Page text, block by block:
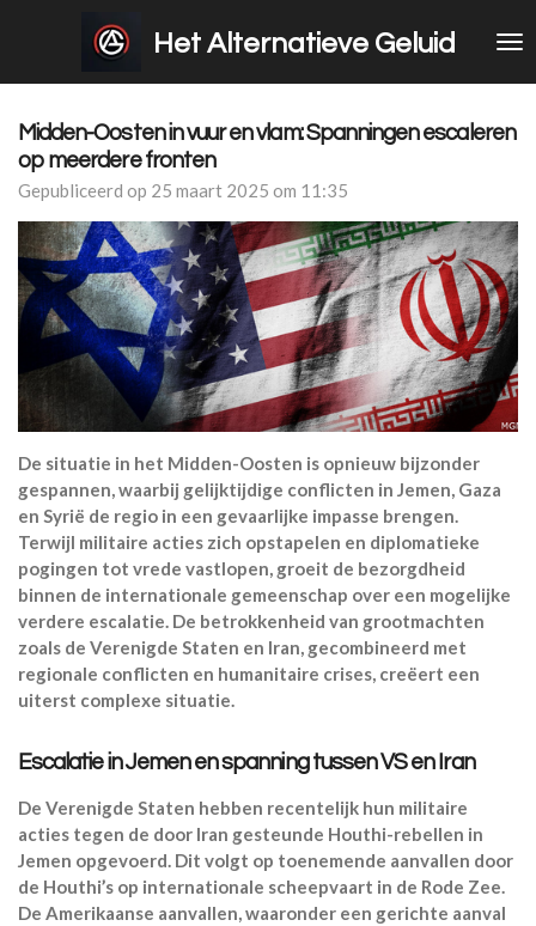
hoofdinhoud
Het Alternatieve Geluid
Midden-Oosten in vuur en vlam: Spanningen escaleren
op meerdere fronten
Gepubliceerd op 25 maart 2025 om 11:35
De situatie in het Midden-Oosten is opnieuw bijzonder
gespannen, waarbij gelijktijdige conflicten in Jemen, Gaza
en Syrië de regio in een gevaarlijke impasse brengen.
Terwijl militaire acties zich opstapelen en diplomatieke
pogingen tot vrede vastlopen, groeit de bezorgdheid
binnen de internationale gemeenschap over een mogelijke
verdere escalatie. De betrokkenheid van grootmachten
zoals de Verenigde Staten en Iran, gecombineerd met
regionale conflicten en humanitaire crises, creëert een
uiterst complexe situatie.
Escalatie in Jemen en spanning tussen VS en Iran
De Verenigde Staten hebben recentelijk hun militaire
acties tegen de door Iran gesteunde Houthi-rebellen in
Jemen opgevoerd. Dit volgt op toenemende aanvallen door
de Houthi’s op internationale scheepvaart in de Rode Zee.
De Amerikaanse aanvallen, waaronder een gerichte aanval